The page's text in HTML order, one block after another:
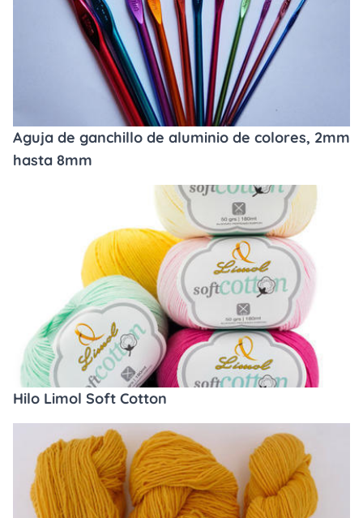
Aguja de ganchillo de aluminio de colores, 2mm
hasta 8mm
Hilo Limol Soft Cotton